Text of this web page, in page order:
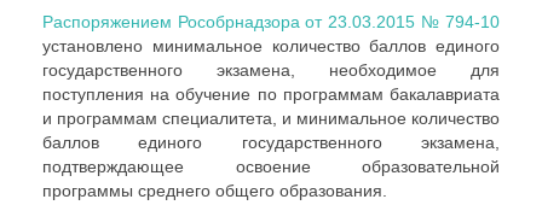
Распоряжением Рособрнадзора от 23.03.2015 № 794-10
установлено минимальное количество баллов единого
государственного экзамена, необходимое для
поступления на обучение по программам бакалавриата
и программам специалитета, и минимальное количество
баллов единого государственного экзамена,
подтверждающее освоение образовательной
программы среднего общего образования.